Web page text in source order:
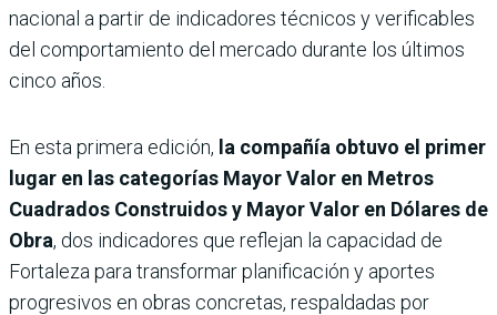
nacional a partir de indica­dores técnicos y verificables
del comportamiento del mer­cado durante los últimos
cinco años.
En esta primera edición, la compañía obtuvo el primer
lugar en las categorías Mayor Valor en Metros
Cuadrados Construidos y Mayor Valor en Dólares de
Obra, dos indi­cadores que reflejan la capa­cidad de
Fortaleza para transformar planificación y aportes
progresivos en obras concretas, respaldadas por